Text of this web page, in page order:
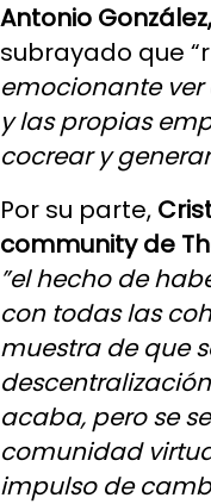
Antonio
subrayado que “r
emocionante ver
y las propias
cocrear y
Por su parte,
community de
”el hecho de
con todas las
muestra de que
acaba, pero se
comunidad
impulso de